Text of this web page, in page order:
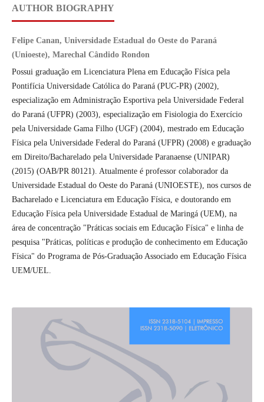
AUTHOR BIOGRAPHY
Felipe Canan, Universidade Estadual do Oeste do Paraná
(Unioeste), Marechal Cândido Rondon
Possui graduação em Licenciatura Plena em Educação Física pela
Pontifícia Universidade Católica do Paraná (PUC-PR) (2002),
especialização em Administração Esportiva pela Universidade Federal
do Paraná (UFPR) (2003), especialização em Fisiologia do Exercício
pela Universidade Gama Filho (UGF) (2004), mestrado em Educação
Física pela Universidade Federal do Paraná (UFPR) (2008) e graduação
em Direito/Bacharelado pela Universidade Paranaense (UNIPAR)
(2015) (OAB/PR 80121). Atualmente é professor colaborador da
Universidade Estadual do Oeste do Paraná (UNIOESTE), nos cursos de
Bacharelado e Licenciatura em Educação Física, e doutorando em
Educação Física pela Universidade Estadual de Maringá (UEM), na
área de concentração "Práticas sociais em Educação Física" e linha de
pesquisa "Práticas, políticas e produção de conhecimento em Educação
Física" do Programa de Pós-Graduação Associado em Educação Física
UEM/UEL.